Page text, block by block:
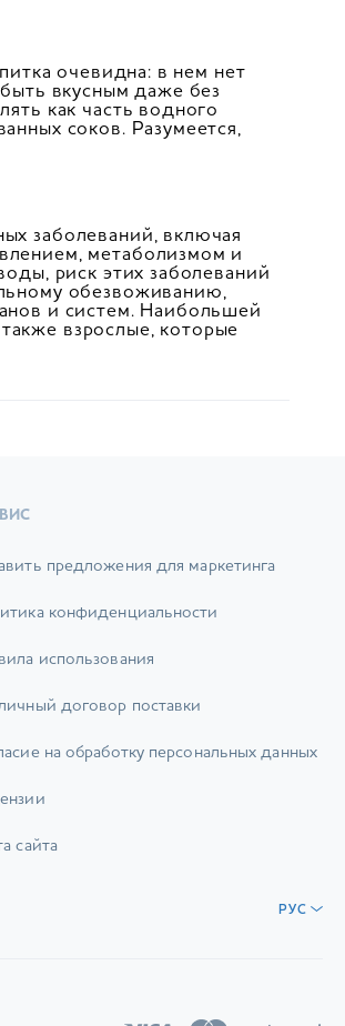
очевидна: в нем нет
вкусным даже без
как часть водного
соков. Разумеется,
заболеваний, включая
метаболизмом и
риск этих заболеваний
обезвоживанию,
и систем. Наибольшей
взрослые, которые
предложения для маркетинга
конфиденциальности
использования
договор поставки
на обработку персональных данных
сайта
РУС